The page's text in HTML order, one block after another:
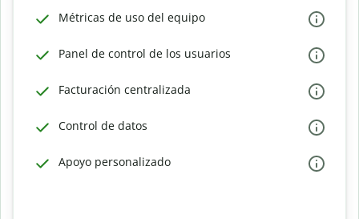
Métricas de uso del equipo
Panel de control de los usuarios
Facturación centralizada
Control de datos
Apoyo personalizado